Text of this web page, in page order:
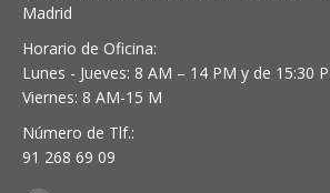
Madrid
Horario de Oficina:
Lunes - Jueves: 8 AM – 14 PM y de 15:30
Viernes: 8 AM-15 M
Número de Tlf.:
91 268 69 09